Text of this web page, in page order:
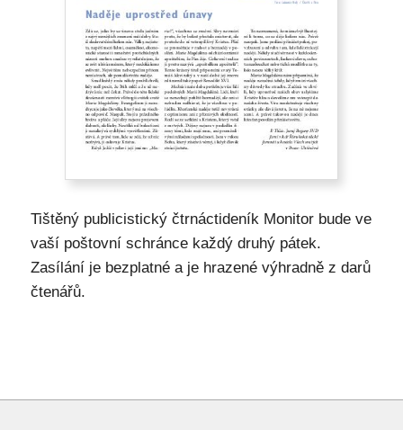
Tištěný publicistický čtrnáctideník Monitor bude ve
vaší poštovní schránce každý druhý pátek.
Zasílání je bezplatné a je hrazené výhradně z darů
čtenářů.